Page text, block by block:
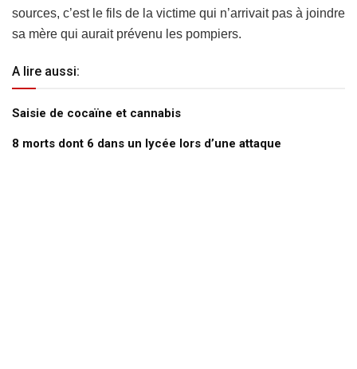
sources, c’est le fils de la victime qui n’arrivait pas à joindre
sa mère qui aurait prévenu les pompiers.
A lire aussi:
Saisie de cocaïne et cannabis
8 morts dont 6 dans un lycée lors d’une attaque